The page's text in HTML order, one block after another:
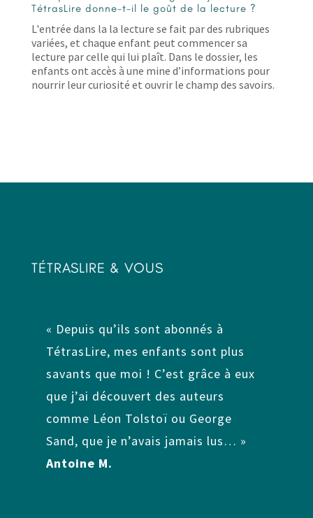
TétrasLire donne-t-il le goût de la lecture ?
L'entrée dans la la lecture se fait par des rubriques
variées, et chaque enfant peut commencer sa
lecture par celle qui lui plaît. Dans le dossier, les
enfants ont accès à une mine d’informations pour
nourrir leur curiosité et ouvrir le champ des savoirs.
TÉTRASLIRE & VOUS
« Depuis qu’ils sont abonnés à
TétrasLire, mes enfants sont plus
savants que moi ! C’est grâce à eux
que j’ai découvert des auteurs
comme Léon Tolstoï ou George
Sand, que je n’avais jamais lus… »
Antoine M.